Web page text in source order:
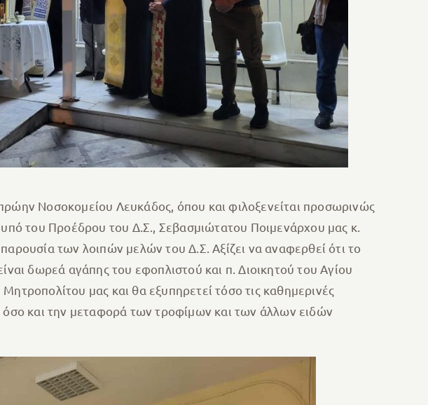
Νοσοκομείου Λευκάδος, όπου και φιλοξενείται προσωρινώς
του Προέδρου του Δ.Σ., Σεβασμιώτατου Ποιμενάρχου μας κ.
των λοιπών μελών του Δ.Σ. Αξίζει να αναφερθεί ότι το
δωρεά αγάπης του εφοπλιστού και π. Διοικητού του Αγίου
μας και θα εξυπηρετεί τόσο τις καθημερινές
όσο και την μεταφορά των τροφίμων και των άλλων ειδών